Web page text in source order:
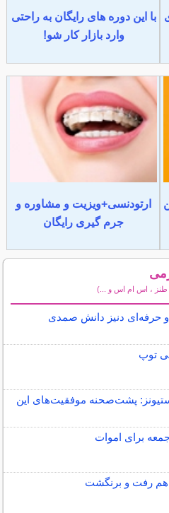
با این دوره های رایگان به راحتی
وارد بازار کار شو!
ارتودنسی+ویزیت و مشاوره و
جرم گیری رایگان
طنز ، اس ام اس و ...)
دنیز دانش صمدی
توپ
پشت‌صحنه موفقیت‌های این
برای اموات
هم رفت و برنگشت